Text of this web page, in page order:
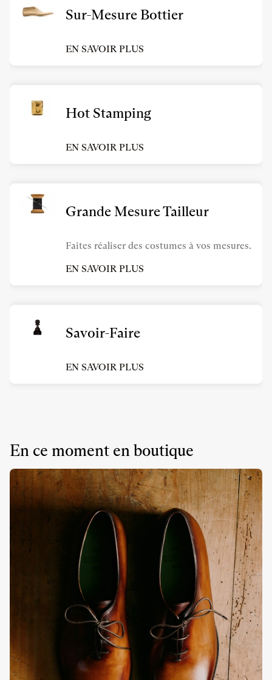
Sur-Mesure Bottier
EN SAVOIR PLUS
Hot Stamping
EN SAVOIR PLUS
Grande Mesure Tailleur
Faites réaliser des costumes à vos mesures.
EN SAVOIR PLUS
Savoir-Faire
EN SAVOIR PLUS
En ce moment en boutique